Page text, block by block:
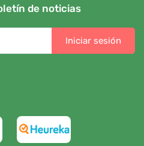
de noticias
Iniciar sesión